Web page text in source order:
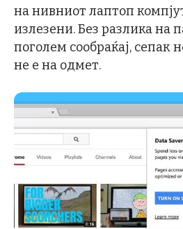
на нивниот лаптоп
излезени. Без разлика на
поголем сообраќај, сепак
не е на одмет.